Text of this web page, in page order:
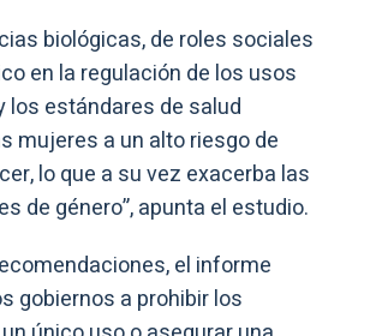
biológicas, de roles sociales
en la regulación de los usos
los estándares de salud
mujeres a un alto riesgo de
lo que a su vez exacerba las
de género”, apunta el estudio.
el informe
gobiernos a prohibir los